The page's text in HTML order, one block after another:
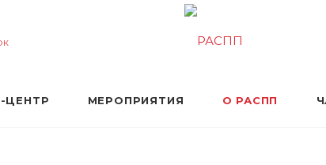
ЦЕНТР МЕРОПРИЯТИЯ О РАСПП